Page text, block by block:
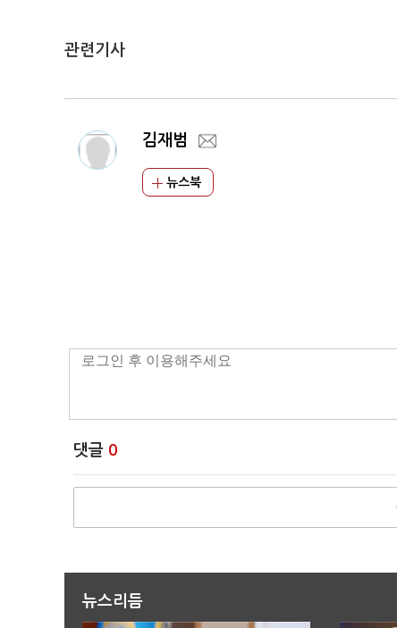
관련기사
김재범
뉴스북
댓글 0
뉴스리듬